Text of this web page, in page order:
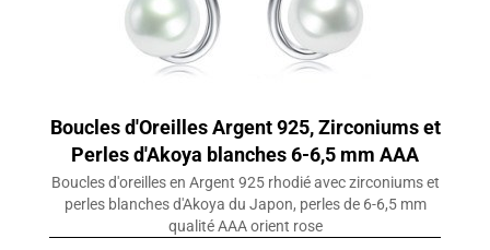
Boucles d'Oreilles Argent 925, Zirconiums et
Perles d'Akoya blanches 6-6,5 mm AAA
Boucles d'oreilles en Argent 925 rhodié avec zirconiums et
perles blanches d'Akoya du Japon, perles de 6-6,5 mm
qualité AAA orient rose